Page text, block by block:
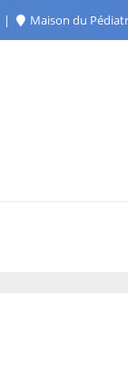
Maison du